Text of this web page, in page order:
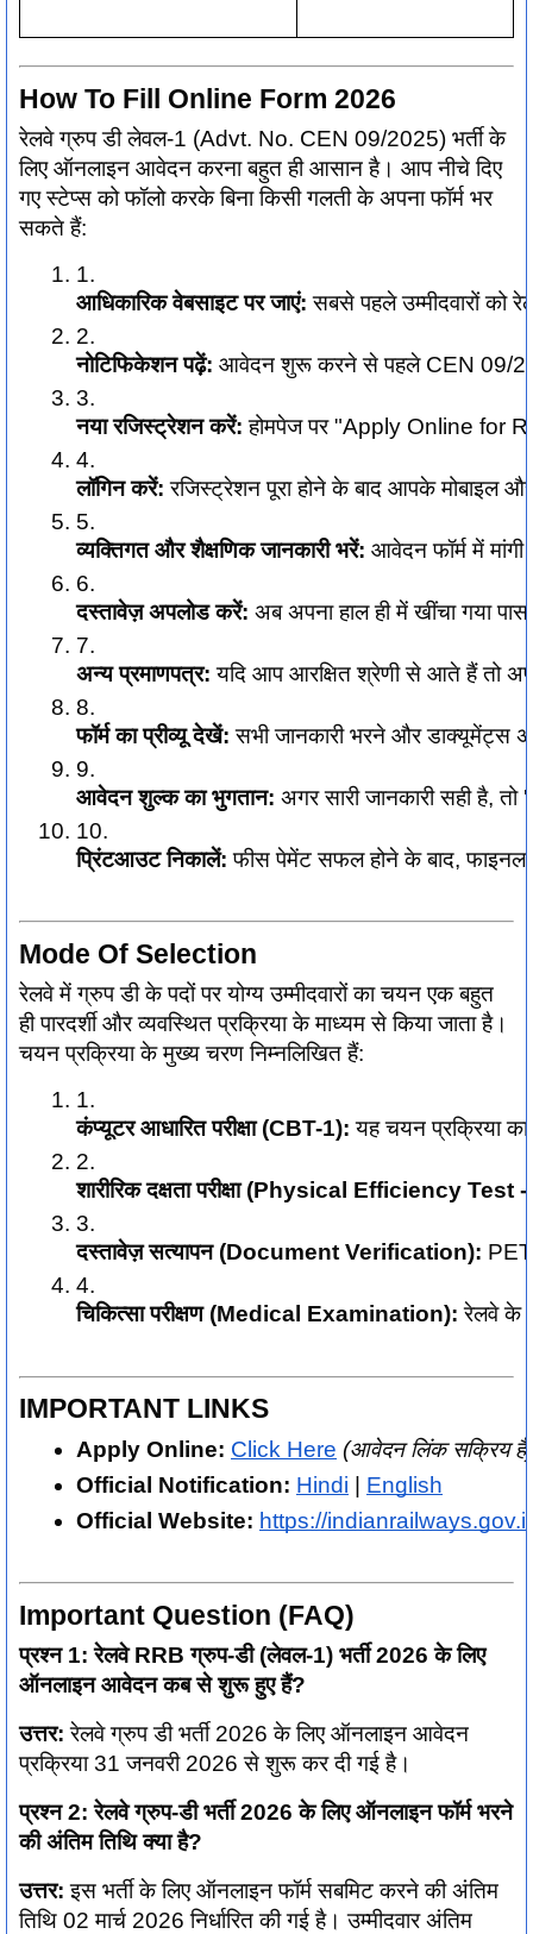
How To Fill Online Form 2026
रेलवे ग्रुप डी लेवल-1 (Advt. No. CEN 09/2025) भर्ती के
लिए ऑनलाइन आवेदन करना बहुत ही आसान है। आप नीचे दिए
गए स्टेप्स को फॉलो करके बिना किसी गलती के अपना फॉर्म भर
सकते हैं:
आधिकारिक वेबसाइट पर जाएं: सबसे पहले उम्मीदवारों को
नोटिफिकेशन पढ़ें: आवेदन शुरू करने से पहले CEN 09/
नया रजिस्ट्रेशन करें: होमपेज पर "Apply Online for
लॉगिन करें: रजिस्ट्रेशन पूरा होने के बाद आपके मोबाइल
व्यक्तिगत और शैक्षणिक जानकारी भरें: आवेदन फॉर्म में
दस्तावेज़ अपलोड करें: अब अपना हाल ही में खींचा गया
अन्य प्रमाणपत्र: यदि आप आरक्षित श्रेणी से आते हैं तो
फॉर्म का प्रीव्यू देखें: सभी जानकारी भरने और डाक्यूमेंट्स
आवेदन शुल्क का भुगतान: अगर सारी जानकारी सही है,
प्रिंटआउट निकालें: फीस पेमेंट सफल होने के बाद, फाइनल
Mode Of Selection
रेलवे में ग्रुप डी के पदों पर योग्य उम्मीदवारों का चयन एक बहुत
ही पारदर्शी और व्यवस्थित प्रक्रिया के माध्यम से किया जाता है।
चयन प्रक्रिया के मुख्य चरण निम्नलिखित हैं:
कंप्यूटर आधारित परीक्षा (CBT-1): यह चयन प्रक्रिया का
शारीरिक दक्षता परीक्षा (Physical Efficiency Test
दस्तावेज़ सत्यापन (Document Verification): PET
चिकित्सा परीक्षण (Medical Examination): रेलवे के
IMPORTANT LINKS
Apply Online: Click Here (आवेदन लिंक सक्रिय है)
Official Notification: Hindi | English
Official Website: https://
Important Question (FAQ)
प्रश्न 1: रेलवे RRB ग्रुप-डी (लेवल-1) भर्ती 2026 के लिए
ऑनलाइन आवेदन कब से शुरू हुए हैं?
उत्तर: रेलवे ग्रुप डी भर्ती 2026 के लिए ऑनलाइन आवेदन
प्रक्रिया 31 जनवरी 2026 से शुरू कर दी गई है।
प्रश्न 2: रेलवे ग्रुप-डी भर्ती 2026 के लिए ऑनलाइन फॉर्म भरने
की अंतिम तिथि क्या है?
उत्तर: इस भर्ती के लिए ऑनलाइन फॉर्म सबमिट करने की अंतिम
तिथि 02 मार्च 2026 निर्धारित की गई है। उम्मीदवार अंतिम